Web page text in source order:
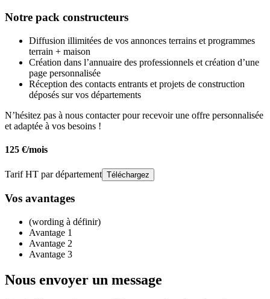
Notre pack constructeurs
Diffusion illimitées de vos annonces terrains et programmes
terrain + maison
Création dans l’annuaire des professionnels et création d’une
page personnalisée
Réception des contacts entrants et projets de construction
déposés sur vos départements
N’hésitez pas à nous contacter pour recevoir une offre personnalisée
et adaptée à vos besoins !
125 €/mois
Tarif HT par département Téléchargez
Vos avantages
(wording à définir)
Avantage 1
Avantage 2
Avantage 3
Nous envoyer un message